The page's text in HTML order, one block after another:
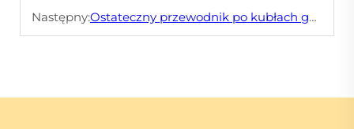
Następny:Ostateczny przewodnik po kubłach górniczych: typy, zastosowanie i wskazówki dotyczące wyboru